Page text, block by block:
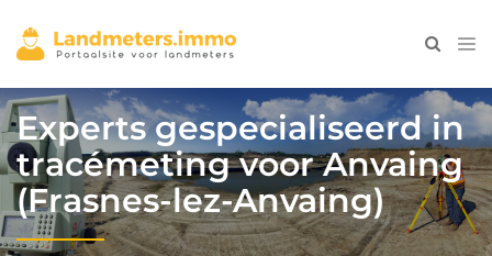
Experts gespecialiseerd in
tracémeting voor Anvaing
(Frasnes-lez-Anvaing)